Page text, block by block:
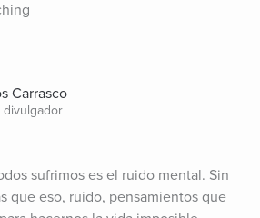
Carrasco
divulgador
sufrimos es el ruido mental. Sin
que eso, ruido, pensamientos que